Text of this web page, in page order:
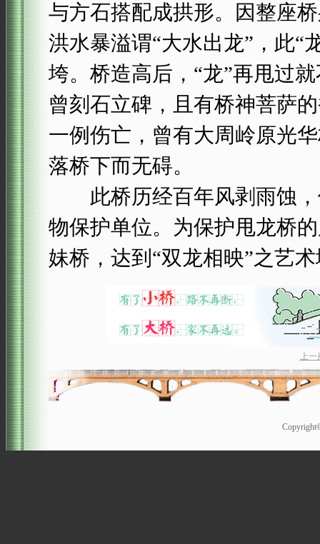
与方石搭配成拱形。因整座
洪水暴溢谓“大水出龙”，此“
垮。桥造高后，“龙”再甩过
曾刻石立碑，且有桥神菩萨
一例伤亡，曾有大周岭原光
落桥下而无碍。
此桥历经百年风剥雨蚀，
物保护单位。为保护甩龙桥
妹桥，达到“双龙相映”之艺
上一